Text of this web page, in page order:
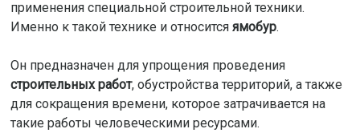
применения специальной строительной техники.
Именно к такой технике и относится ямобур.
Он предназначен для упрощения проведения
строительных работ, обустройства территорий, а также
для сокращения времени, которое затрачивается на
такие работы человеческими ресурсами.